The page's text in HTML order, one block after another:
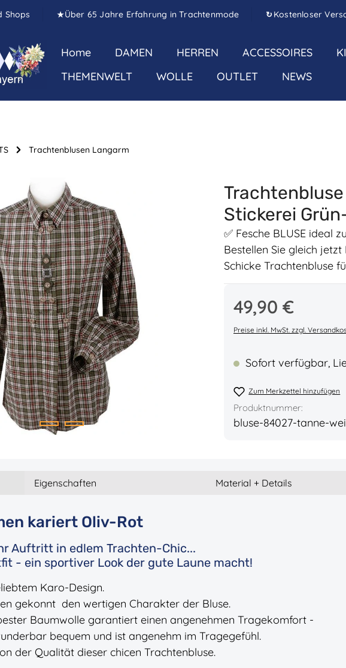
Shops ★Über 65 Jahre Erfahrung in Trachtenmode ↻ Kostenloser
Home DAMEN HERREN ACCESSOIRES
THEMENWELT
WOLLE OUTLET NEWS
Trachtenblusen Langarm
Stickerei
✅ Fesche BLUSE ideal
Bestellen Sie gleich
Schicke Trachtenbluse
Regulärer Preis:
49,90 €
Preise inkl. MwSt. zzgl.
Sofort verfügbar,
Zum Merkzettel hinzufügen
Produktnummer:
bluse-84027-tanne-
Eigenschaften Material + Details
kariert Oliv-Rot
Auftritt in edlem Trachten-Chic...
- ein sportiver Look der gute Laune macht!
Karo-Design.
gekonnt den wertigen Charakter der Bluse.
Baumwolle garantiert einen angenehmen Tragekomfort -
bequem und ist angenehm im Tragegefühl.
der Qualität dieser chicen Trachtenbluse.